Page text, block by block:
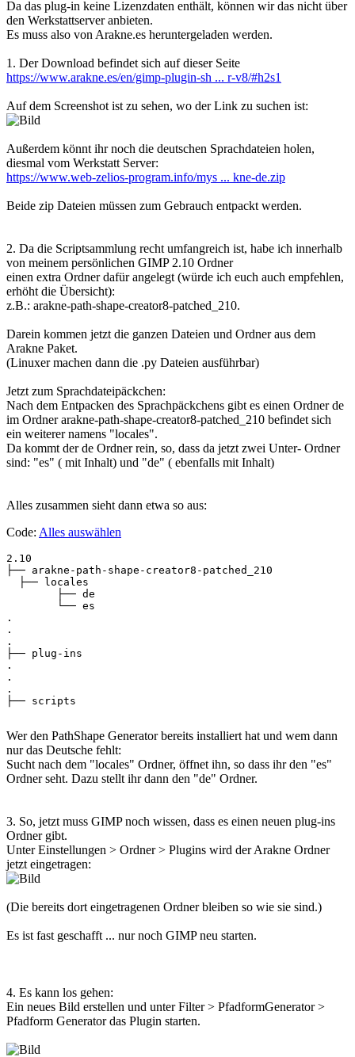
Da das plug-in keine Lizenzdaten enthält, können wir das nicht über
den Werkstattserver anbieten.
Es muss also von Arakne.es heruntergeladen werden.
1. Der Download befindet sich auf dieser Seite
https://www.arakne.es/en/gimp-plugin-sh ... r-v8/#h2s1
Auf dem Screenshot ist zu sehen, wo der Link zu suchen ist:
Außerdem könnt ihr noch die deutschen Sprachdateien holen,
diesmal vom Werkstatt Server:
https://www.web-zelios-program.info/mys ... kne-de.zip
Beide zip Dateien müssen zum Gebrauch entpackt werden.
2. Da die Scriptsammlung recht umfangreich ist, habe ich innerhalb
von meinem persönlichen GIMP 2.10 Ordner
einen extra Ordner dafür angelegt (würde ich euch auch empfehlen,
erhöht die Übersicht):
z.B.: arakne-path-shape-creator8-patched_210.
Darein kommen jetzt die ganzen Dateien und Ordner aus dem
Arakne Paket.
(Linuxer machen dann die .py Dateien ausführbar)
Jetzt zum Sprachdateipäckchen:
Nach dem Entpacken des Sprachpäckchens gibt es einen Ordner de
im Ordner arakne-path-shape-creator8-patched_210 befindet sich
ein weiterer namens "locales".
Da kommt der de Ordner rein, so, dass da jetzt zwei Unter- Ordner
sind: "es" ( mit Inhalt) und "de" ( ebenfalls mit Inhalt)
Alles zusammen sieht dann etwa so aus:
Code: Alles auswählen
2.10
├── arakne-path-shape-creator8-patched_210
├── locales
├── de
└── es
.
.
.
├── plug-ins
.
.
.
├── scripts
Wer den PathShape Generator bereits installiert hat und wem dann
nur das Deutsche fehlt:
Sucht nach dem "locales" Ordner, öffnet ihn, so dass ihr den "es"
Ordner seht. Dazu stellt ihr dann den "de" Ordner.
3. So, jetzt muss GIMP noch wissen, dass es einen neuen plug-ins
Ordner gibt.
Unter Einstellungen > Ordner > Plugins wird der Arakne Ordner
jetzt eingetragen:
(Die bereits dort eingetragenen Ordner bleiben so wie sie sind.)
Es ist fast geschafft ... nur noch GIMP neu starten.
4. Es kann los gehen:
Ein neues Bild erstellen und unter Filter > PfadformGenerator >
Pfadform Generator das Plugin starten.